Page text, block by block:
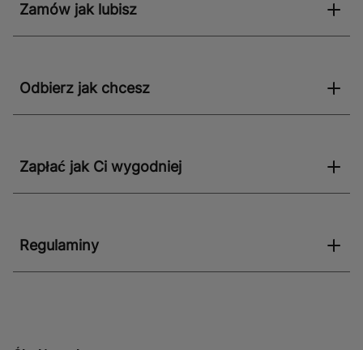
Zamów jak lubisz
Odbierz jak chcesz
Zapłać jak Ci wygodniej
Regulaminy